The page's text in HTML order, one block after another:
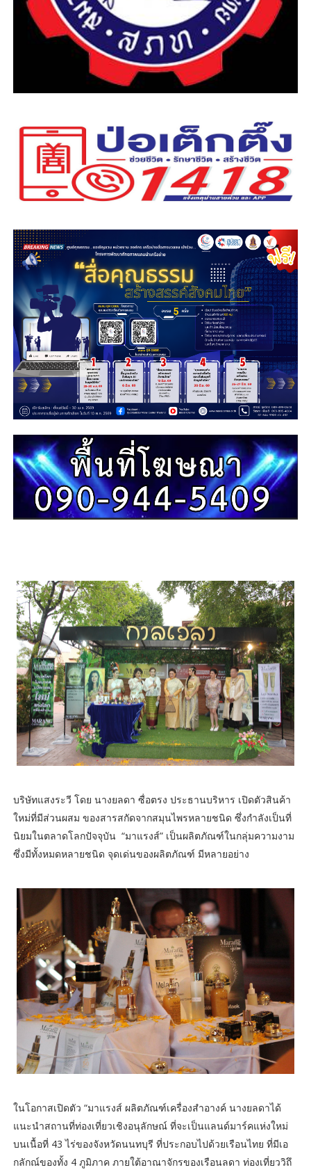
บริษัทแสงระวี โดย นางยลดา ซื่อตรง ประธานบริหาร เปิดตัวสินค้า
ใหม่ที่มีส่วนผสม ของสารสกัดจากสมุนไพรหลายชนิด ซึ่งกำลังเป็นที่
นิยมในตลาดโลกปัจจุบัน “มาแรงส์” เป็นผลิตภัณฑ์ในกลุ่มความงาม
ซึ่งมีทั้งหมดหลายชนิด จุดเด่นของผลิตภัณฑ์ มีหลายอย่าง
ในโอกาสเปิดตัว “มาแรงส์ ผลิตภัณฑ์เครื่องสำอางค์ นางยลดาได้
แนะนำสถานที่ท่องเที่ยวเชิงอนุลักษณ์ ที่จะเป็นแลนด์มาร์คแห่งใหม่
บนเนื้อที่ 43 ไร่ของจังหวัดนนทบุรี ที่ประกอบไปด้วยเรือนไทย ที่มีเอ
กลักณ์ของทั้ง 4 ภูมิภาค ภายใต้อาณาจักรของเรือนลดา ท่องเที่ยววิถึ